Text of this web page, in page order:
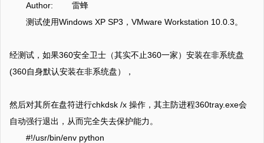
Author: 雷蜂
测试使用Windows XP SP3，VMware Workstation 10.0.3。
经测试，如果360安全卫士（其实不止360一家）安装在非系统盘
(360自身默认安装在非系统盘），
然后对其所在盘符进行chkdsk /x 操作，其主防进程360tray.exe会
自动强行退出，从而完全失去保护能力。
#!/usr/bin/env python